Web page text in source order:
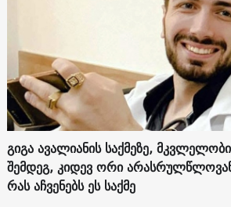
გიგა ავალიანის საქმეზე,
შემდეგ, კიდევ ორი
რას აჩვენებს ეს საქმე